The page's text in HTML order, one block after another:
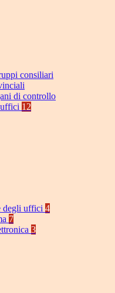
consiliari
di controllo
12
degli uffici 4
7
3